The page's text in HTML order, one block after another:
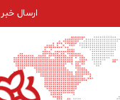
ارسال خبر